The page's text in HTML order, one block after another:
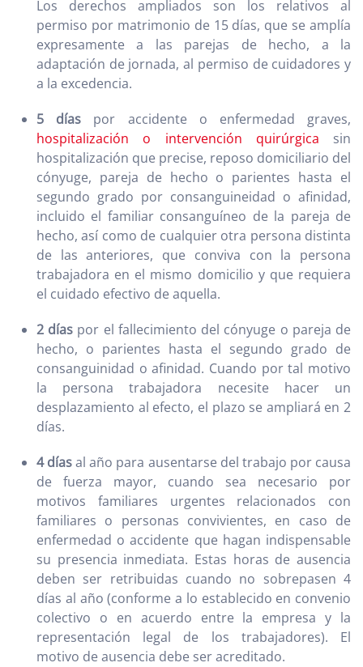
Los derechos ampliados son los relativos al
permiso por matrimonio de 15 días, que se amplía
expresamente a las parejas de hecho, a la
adaptación de jornada, al permiso de cuidadores y
a la excedencia.
5 días por accidente o enfermedad graves,
hospitalización o intervención quirúrgica sin
hospitalización que precise, reposo domiciliario del
cónyuge, pareja de hecho o parientes hasta el
segundo grado por consanguineidad o afinidad,
incluido el familiar consanguíneo de la pareja de
hecho, así como de cualquier otra persona distinta
de las anteriores, que conviva con la persona
trabajadora en el mismo domicilio y que requiera
el cuidado efectivo de aquella.
2 días por el fallecimiento del cónyuge o pareja de
hecho, o parientes hasta el segundo grado de
consanguinidad o afinidad. Cuando por tal motivo
la persona trabajadora necesite hacer un
desplazamiento al efecto, el plazo se ampliará en 2
días.
4 díasal año para ausentarse del trabajo por causa
de fuerza mayor, cuando sea necesario por
motivos familiares urgentes relacionados con
familiares o personas convivientes, en caso de
enfermedad o accidente que hagan indispensable
su presencia inmediata. Estas horas de ausencia
deben ser retribuidas cuando no sobrepasen 4
días al año (conforme a lo establecido en convenio
colectivo o en acuerdo entre la empresa y la
representación legal de los trabajadores). El
motivo de ausencia debe ser acreditado.